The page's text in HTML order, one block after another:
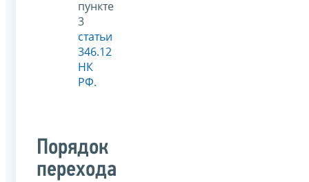
пункте
3
статьи
346.12
НК
РФ.
Порядок
перехода